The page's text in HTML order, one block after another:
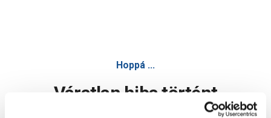
Hoppá ...
Váratlan hiba történt